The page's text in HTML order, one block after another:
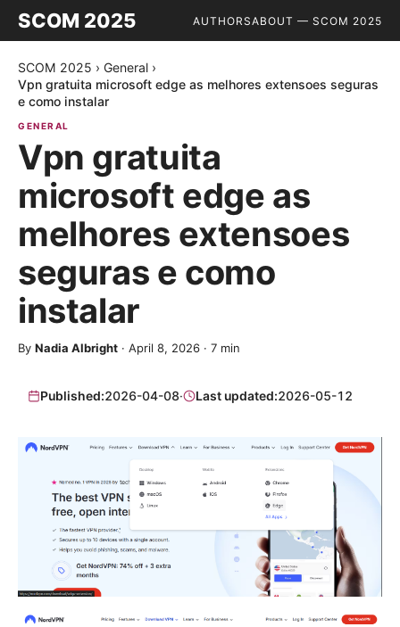
SCOM 2025 AUTHORSABOUT — SCOM 2025
SCOM 2025 › General ›
Vpn gratuita microsoft edge as melhores extensoes seguras
e como instalar
GENERAL
Vpn gratuita
microsoft edge as
melhores extensoes
seguras e como
instalar
By Nadia Albright · April 8, 2026 · 7 min
Published:2026-04-08· Last updated:2026-05-12